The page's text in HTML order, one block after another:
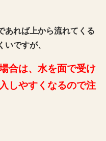
あれば上から流れてくる
ですが、
合は、水を面で受け
しやすくなるので注